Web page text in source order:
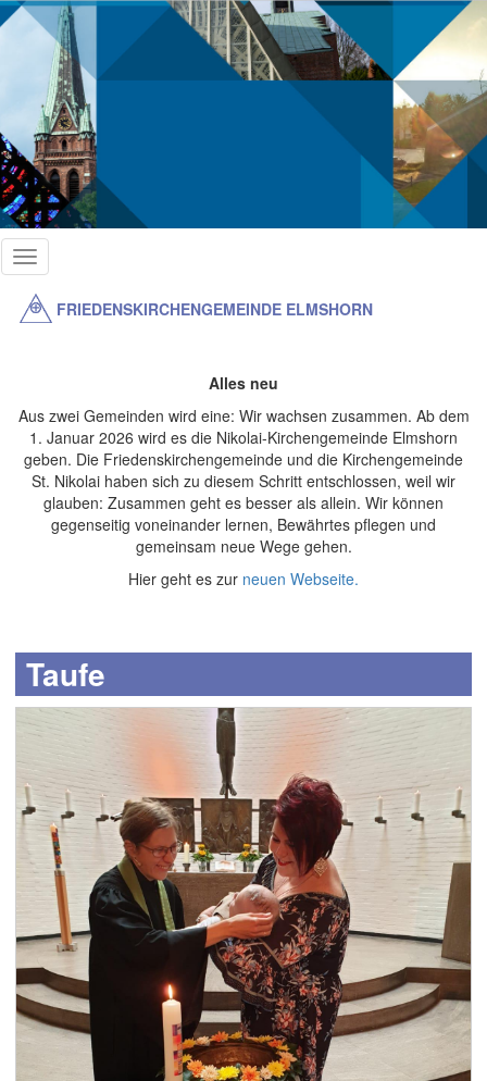
Direkt
zum
Toggle
navigation
FRIEDENSKIRCHENGEMEINDE ELMSHORN
Alles neu
Aus zwei Gemeinden wird eine: Wir wachsen zusammen. Ab dem
1. Januar 2026 wird es die Nikolai-Kirchengemeinde Elmshorn
geben. Die Friedenskirchengemeinde und die Kirchengemeinde
St. Nikolai haben sich zu diesem Schritt entschlossen, weil wir
glauben: Zusammen geht es besser als allein. Wir können
gegenseitig voneinander lernen, Bewährtes pflegen und
gemeinsam neue Wege gehen.
Hier geht es zur neuen Webseite.
Taufe